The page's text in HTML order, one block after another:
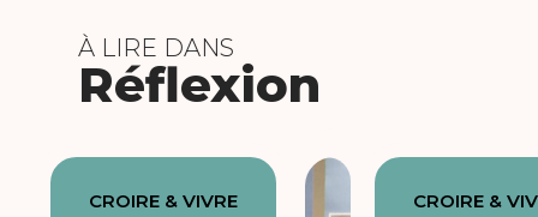
À LIRE DANS
Réflexion
CROIRE & VIVRE CROIRE &